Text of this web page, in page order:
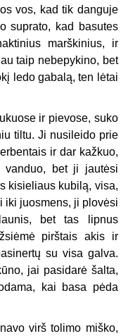
vos, kad tik danguje
suprato, kad basutes
marškinius, ir
taip nebepykino, bet
ledo gabalą, ten lėtai
ir pievose, suko
tiltu. Ji nusileido prie
ir dar kažkuo,
vanduo, bet ji jautėsi
kisieliaus kubilą, visa,
iki juosmens, ji plovėsi
bet tas lipnus
pirštais akis ir
su visa galva.
jai pasidarė šalta,
kai basa pėda
virš tolimo miško,